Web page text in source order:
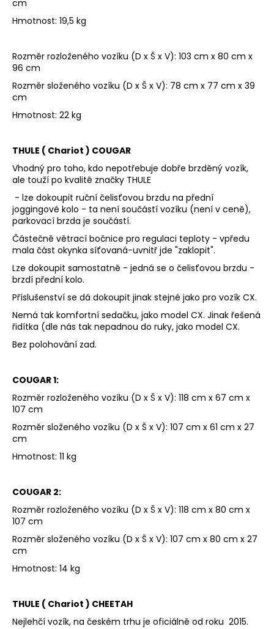
cm
Hmotnost: 19,5 kg
Rozměr rozloženého vozíku (D x Š x V): 103 cm x 80 cm x
96 cm
Rozměr složeného vozíku (D x Š x V): 78 cm x 77 cm x 39
cm
Hmotnost: 22 kg
THULE ( Chariot ) COUGAR
Vhodný pro toho, kdo nepotřebuje dobře brzděný vozík,
ale touží po kvalitě značky THULE
- lze dokoupit ruční čelisťovou brzdu na přední
joggingové kolo - ta není součástí vozíku (není v ceně),
parkovací brzda je součástí.
Částečně větrací bočnice pro regulaci teploty - vpředu
mala část okynka síťovaná-uvnitř jde "zaklopit".
Lze dokoupit samostatně - jedná se o čelisťovou brzdu -
brzdí přední kolo.
Příslušenství se dá dokoupit jinak stejné jako pro vozík CX.
Nemá tak komfortní sedačku, jako model CX. Jinak řešená
řidítka (dle nás tak nepadnou do ruky, jako model CX.
Bez polohování zad.
COUGAR 1:
Rozměr rozloženého vozíku (D x Š x V): 118 cm x 67 cm x
107 cm
Rozměr složeného vozíku (D x Š x V): 107 cm x 61 cm x 27
cm
Hmotnost: 11 kg
COUGAR 2:
Rozměr rozloženého vozíku (D x Š x V): 118 cm x 80 cm x
107 cm
Rozměr složeného vozíku (D x Š x V): 107 cm x 80 cm x 27
cm
Hmotnost: 14 kg
THULE ( Chariot ) CHEETAH
Nejlehčí vozík, na českém trhu je oficiálně od roku 2015.